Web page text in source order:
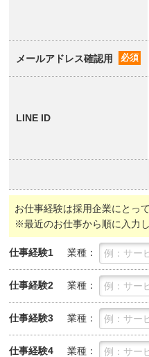
メールアドレス確認用 必須
LINE ID
お仕事経験は採用企業にとっ
※最近のお仕事から順に入力
仕事経験1 業種：
仕事経験2 業種：
仕事経験3 業種：
仕事経験4 業種：